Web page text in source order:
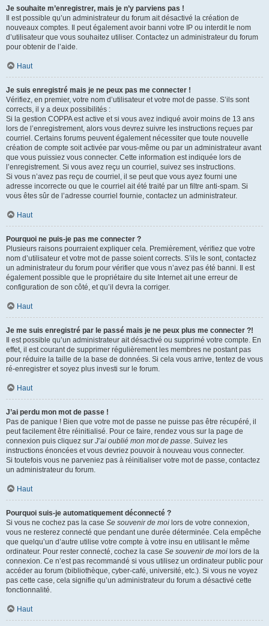
Je souhaite m’enregistrer, mais je n’y parviens pas !
Il est possible qu’un administrateur du forum ait désactivé la création de
nouveaux comptes. Il peut également avoir banni votre IP ou interdit le nom
d’utilisateur que vous souhaitez utiliser. Contactez un administrateur du forum
pour obtenir de l’aide.
Haut
Je suis enregistré mais je ne peux pas me connecter !
Vérifiez, en premier, votre nom d’utilisateur et votre mot de passe. S’ils sont
corrects, il y a deux possibilités :
Si la gestion COPPA est active et si vous avez indiqué avoir moins de 13 ans
lors de l’enregistrement, alors vous devrez suivre les instructions reçues par
courriel. Certains forums peuvent également nécessiter que toute nouvelle
création de compte soit activée par vous-même ou par un administrateur avant
que vous puissiez vous connecter. Cette information est indiquée lors de
l’enregistrement. Si vous avez reçu un courriel, suivez ses instructions.
Si vous n’avez pas reçu de courriel, il se peut que vous ayez fourni une
adresse incorrecte ou que le courriel ait été traité par un filtre anti-spam. Si
vous êtes sûr de l’adresse courriel fournie, contactez un administrateur.
Haut
Pourquoi ne puis-je pas me connecter ?
Plusieurs raisons pourraient expliquer cela. Premièrement, vérifiez que votre
nom d’utilisateur et votre mot de passe soient corrects. S’ils le sont, contactez
un administrateur du forum pour vérifier que vous n’avez pas été banni. Il est
également possible que le propriétaire du site Internet ait une erreur de
configuration de son côté, et qu’il devra la corriger.
Haut
Je me suis enregistré par le passé mais je ne peux plus me connecter ?!
Il est possible qu’un administrateur ait désactivé ou supprimé votre compte. En
effet, il est courant de supprimer régulièrement les membres ne postant pas
pour réduire la taille de la base de données. Si cela vous arrive, tentez de vous
ré-enregistrer et soyez plus investi sur le forum.
Haut
J’ai perdu mon mot de passe !
Pas de panique ! Bien que votre mot de passe ne puisse pas être récupéré, il
peut facilement être réinitialisé. Pour ce faire, rendez vous sur la page de
connexion puis cliquez sur J’ai oublié mon mot de passe. Suivez les
instructions énoncées et vous devriez pouvoir à nouveau vous connecter.
Si toutefois vous ne parveniez pas à réinitialiser votre mot de passe, contactez
un administrateur du forum.
Haut
Pourquoi suis-je automatiquement déconnecté ?
Si vous ne cochez pas la case Se souvenir de moi lors de votre connexion,
vous ne resterez connecté que pendant une durée déterminée. Cela empêche
que quelqu’un d’autre utilise votre compte à votre insu en utilisant le même
ordinateur. Pour rester connecté, cochez la case Se souvenir de moi lors de la
connexion. Ce n’est pas recommandé si vous utilisez un ordinateur public pour
accéder au forum (bibliothèque, cyber-café, université, etc.). Si vous ne voyez
pas cette case, cela signifie qu’un administrateur du forum a désactivé cette
fonctionnalité.
Haut